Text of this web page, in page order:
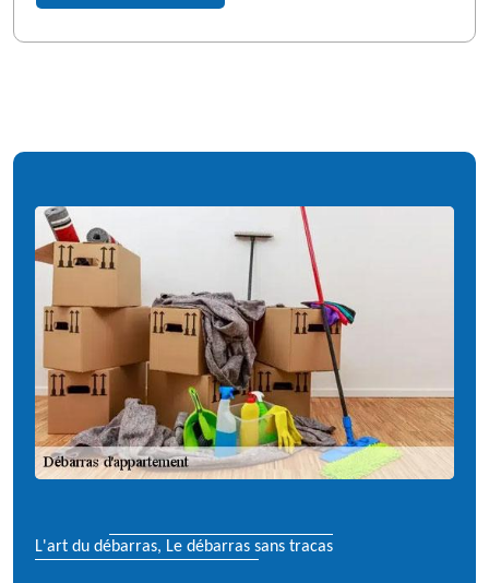
L'art du débarras, Le débarras sans tracas